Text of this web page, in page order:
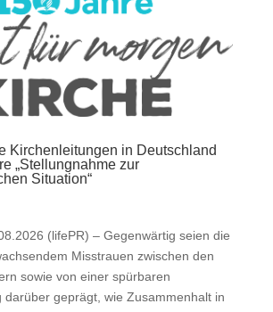
Kirchenleitungen in Deutschland
„Stellungnahme zur
Situation“
(lifePR) – Gegenwärtig seien die
Misstrauen zwischen den
sowie von einer spürbaren
darüber geprägt, wie Zusammenhalt in